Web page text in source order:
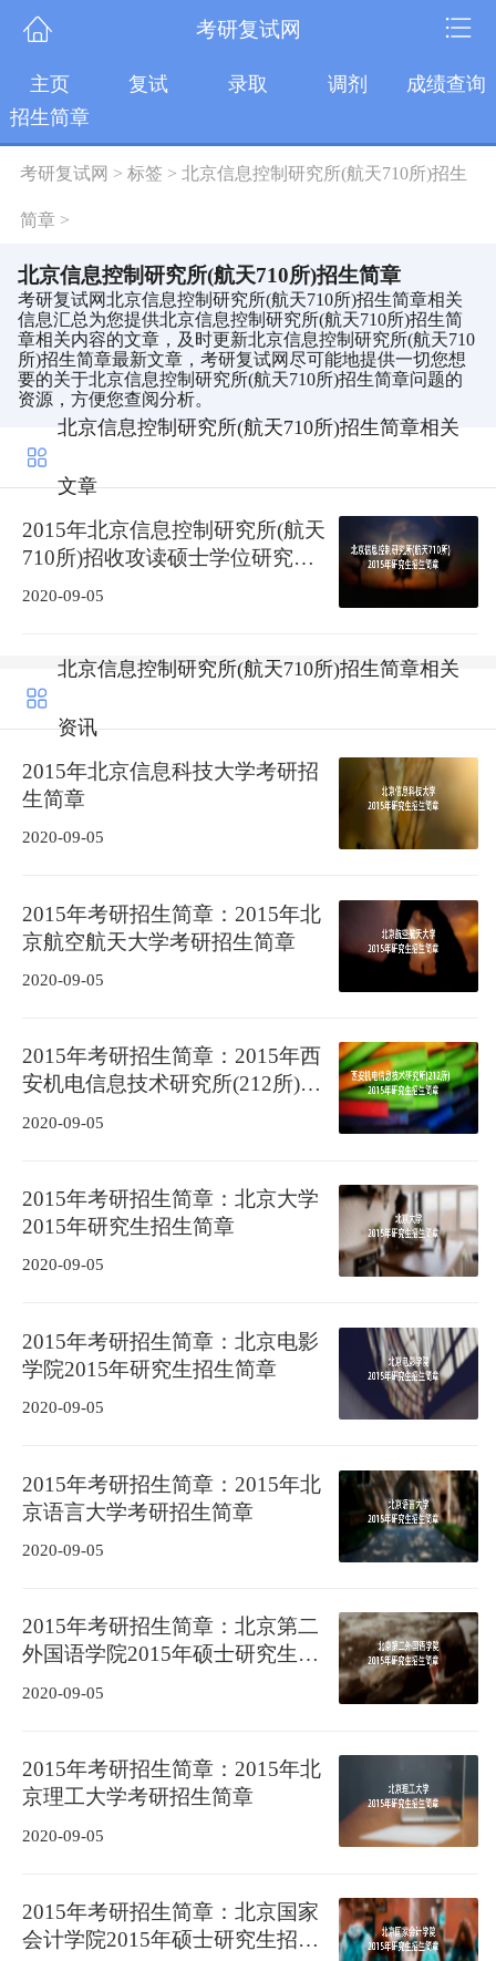
考研复试网
主页 复试 录取 调剂
成绩查询
招生简章
考研复试网 > 标签 > 北京信息控制研究所(航天710所)招生
简章>
北京信息控制研究所(航天710所)招生简章
考研复试网北京信息控制研究所(航天710所)招生简章相关
信息汇总为您提供北京信息控制研究所(航天710所)招生简
章相关内容的文章，及时更新北京信息控制研究所(航天710
所)招生简章最新文章，考研复试网尽可能地提供一切您想
要的关于北京信息控制研究所(航天710所)招生简章问题的
资源，方便您查阅分析。
北京信息控制研究所(航天710所)招生简章相关
文章
2015年北京信息控制研究所(航天
710所)招收攻读硕士学位研究生
简章
2020-09-05
北京信息控制研究所(航天710所)招生简章相关
资讯
2015年北京信息科技大学考研招
生简章
2020-09-05
2015年考研招生简章：2015年北
京航空航天大学考研招生简章
2020-09-05
2015年考研招生简章：2015年西
安机电信息技术研究所(212所)考
研招生简章
2020-09-05
2015年考研招生简章：北京大学
2015年研究生招生简章
2020-09-05
2015年考研招生简章：北京电影
学院2015年研究生招生简章
2020-09-05
2015年考研招生简章：2015年北
京语言大学考研招生简章
2020-09-05
2015年考研招生简章：北京第二
外国语学院2015年硕士研究生招
生简章
2020-09-05
2015年考研招生简章：2015年北
京理工大学考研招生简章
2020-09-05
2015年考研招生简章：北京国家
会计学院2015年硕士研究生招生